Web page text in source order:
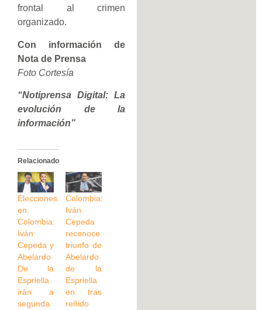
frontal al crimen
organizado.
Con información de
Nota de Prensa
Foto Cortesía
“Notiprensa Digital: La
evolución de la
información”
Relacionado
Elecciones
en
Colombia:
Iván
Cepeda y
Abelardo
De la
Espriella
irán a
segunda
Colombia:
Iván
Cepeda
reconoce
triunfo de
Abelardo
de la
Espriella
en tras
reñido